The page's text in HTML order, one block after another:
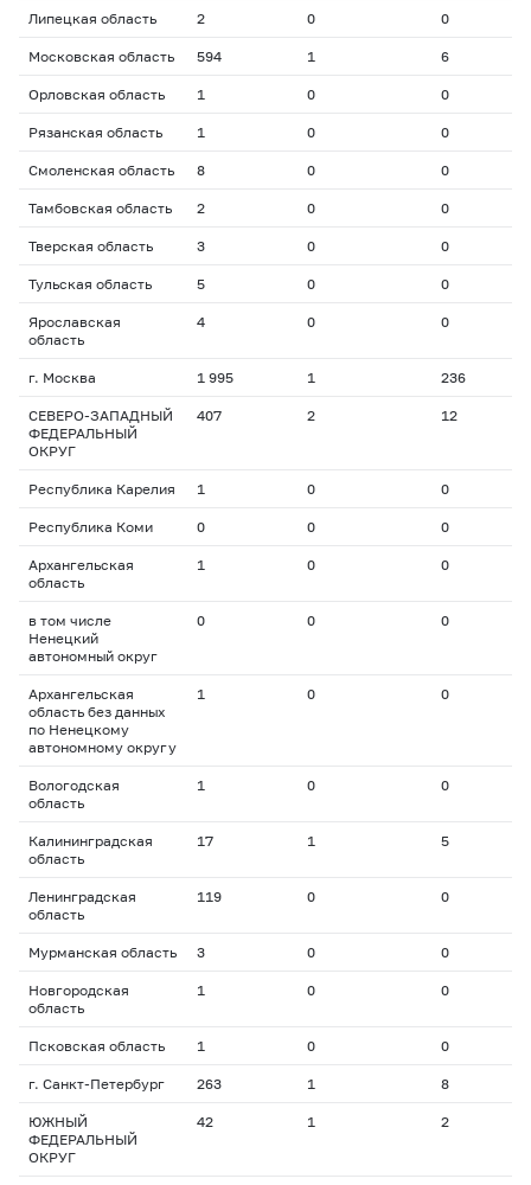
Липецкая область 2 0 0
Московская область 594 1 6
Орловская область 1 0 0
Рязанская область 1 0 0
Смоленская область 8 0 0
Тамбовская область 2 0 0
Тверская область 3 0 0
Тульская область 5 0 0
Ярославская
область
4 0 0
г. Москва 1 995 1 236
СЕВЕРО-ЗАПАДНЫЙ
ФЕДЕРАЛЬНЫЙ
ОКРУГ
407 2 12
Республика Карелия 1 0 0
Республика Коми 0 0 0
Архангельская
область
1 0 0
в том числе
Ненецкий
автономный округ
0 0 0
Архангельская
область без данных
по Ненецкому
автономному округу
1 0 0
Вологодская
область
1 0 0
Калининградская
область
17 1 5
Ленинградская
область
119 0 0
Мурманская область 3 0 0
Новгородская
область
1 0 0
Псковская область 1 0 0
г. Санкт-Петербург 263 1 8
ЮЖНЫЙ
ФЕДЕРАЛЬНЫЙ
ОКРУГ
42 1 2